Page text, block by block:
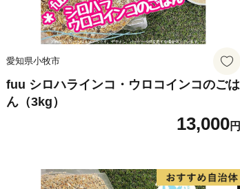
愛知県小牧市
fuu シロハラインコ・ウロコインコのごは
ん（3kg）
13,000円